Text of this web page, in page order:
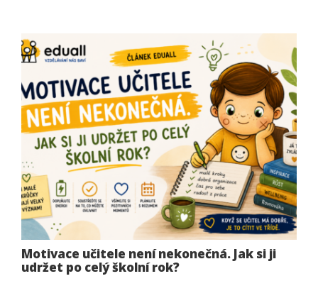
Motivace učitele není nekonečná. Jak si ji
udržet po celý školní rok?